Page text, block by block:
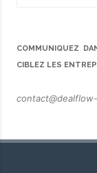
COMMUNIQUEZ
CIBLEZ LES